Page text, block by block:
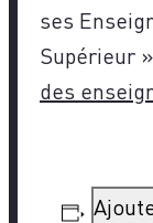
ses
Supérieur
des